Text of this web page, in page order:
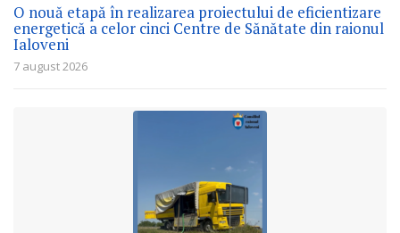
O nouă etapă în realizarea proiectului de eficientizare
energetică a celor cinci Centre de Sănătate din raionul
Ialoveni
7 august 2026